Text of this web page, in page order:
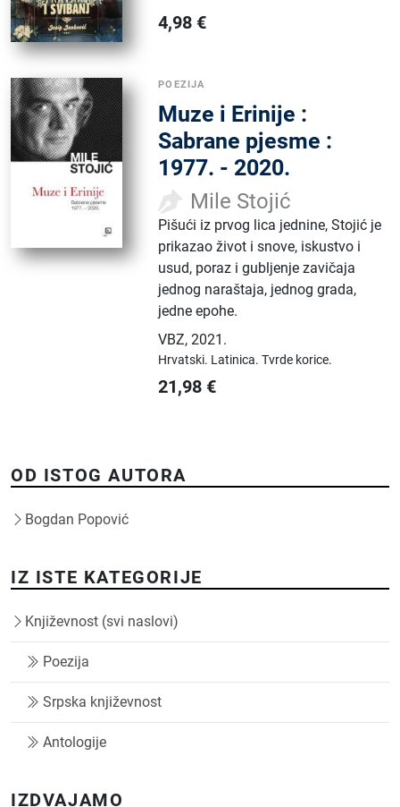
4,98 €
POEZIJA
Muze i Erinije :
Sabrane pjesme :
1977. - 2020.
Mile Stojić
Pišući iz prvog lica jednine, Stojić je
prikazao život i snove, iskustvo i
usud, poraz i gubljenje zavičaja
jednog naraštaja, jednog grada,
jedne epohe.
VBZ,2021.
Hrvatski. Latinica.Tvrde korice.
21,98 €
OD ISTOG AUTORA
Bogdan Popović
IZ ISTE KATEGORIJE
Književnost (svi naslovi)
Poezija
Srpska književnost
Antologije
IZDVAJAMO